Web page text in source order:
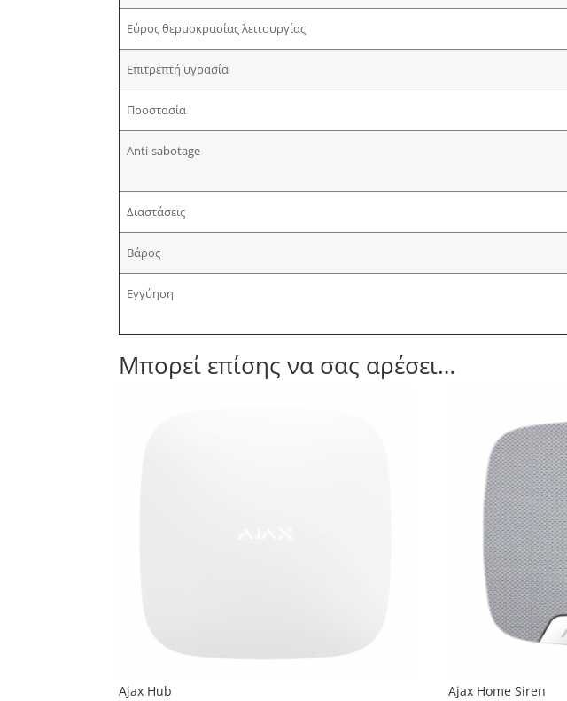
Εύρος θερμοκρασίας λειτουργίας
Επιτρεπτή υγρασία
Προστασία
Anti-sabotage
Διαστάσεις
Βάρος
Εγγύηση
Μπορεί επίσης να σας αρέσει…
Ajax Hub Ajax Home Siren